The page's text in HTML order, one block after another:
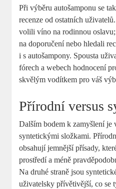
Při výběru autošamponu se
recenze od ostatních
volili víno na rodinnou
na doporučení nebo hledali
i s autošampony. Spousta
fórech a webech hodnocení
skvělým vodítkem pro váš
Přírodní versus
Dalším bodem k zamyšlení je
syntetickými složkami.
obsahují jemnější přísady,
prostředí a méně
Na druhé straně jsou
uživatelsky přívětivější, co se